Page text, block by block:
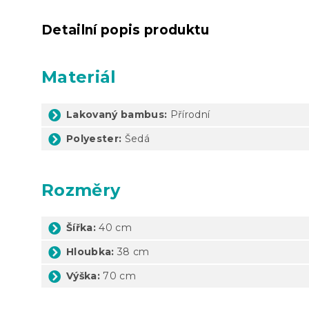
Detailní popis produktu
Materiál
Lakovaný bambus: Přírodní
Polyester: Šedá
Rozměry
Šířka: 40 cm
Hloubka: 38 cm
Výška: 70 cm